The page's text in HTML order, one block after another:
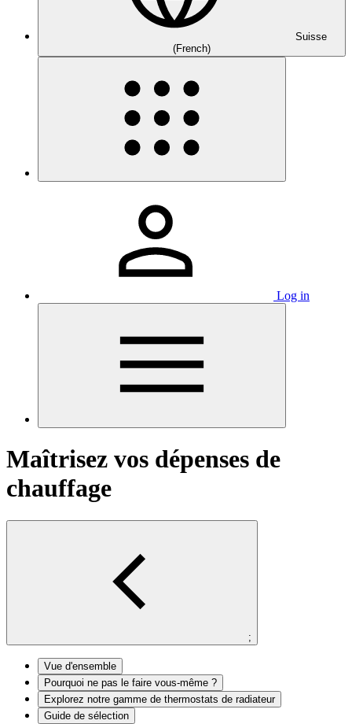
Suisse
(French)
Log in
Maîtrisez vos dépenses de
chauffage
;
Vue d'ensemble
Pourquoi ne pas le faire vous-même ?
Explorez notre gamme de thermostats de radiateur
Guide de sélection